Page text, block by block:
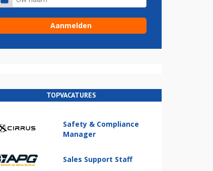
TOPVACATURES
Safety & Compliance
Manager
Sales Support Staff